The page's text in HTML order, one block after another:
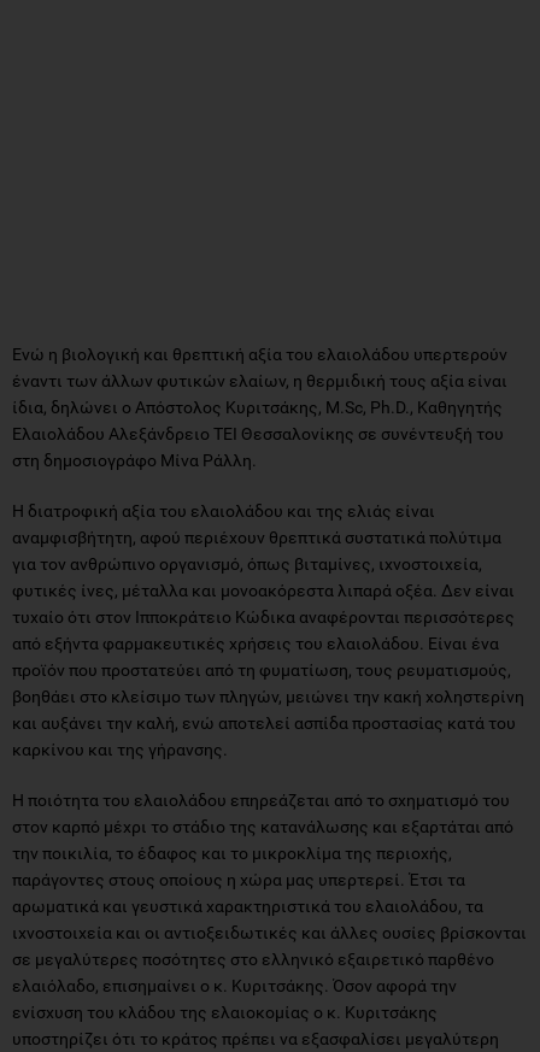
Ενώ η βιολογική και θρεπτική αξία του ελαιολάδου υπερτερούν
έναντι των άλλων φυτικών ελαίων, η θερμιδική τους αξία είναι
ίδια, δηλώνει ο Απόστολος Κυριτσάκης, M.Sc, Ph.D., Καθηγητής
Ελαιολάδου Αλεξάνδρειο ΤΕΙ Θεσσαλονίκης σε συνέντευξή του
στη δημοσιογράφο Μίνα Ράλλη.
Η διατροφική αξία του ελαιολάδου και της ελιάς είναι
αναμφισβήτητη, αφού περιέχουν θρεπτικά συστατικά πολύτιμα
για τον ανθρώπινο οργανισμό, όπως βιταμίνες, ιχνοστοιχεία,
φυτικές ίνες, μέταλλα και μονοακόρεστα λιπαρά οξέα. Δεν είναι
τυχαίο ότι στον Ιπποκράτειο Κώδικα αναφέρονται περισσότερες
από εξήντα φαρμακευτικές χρήσεις του ελαιολάδου. Είναι ένα
προϊόν που προστατεύει από τη φυματίωση, τους ρευματισμούς,
βοηθάει στο κλείσιμο των πληγών, μειώνει την κακή χοληστερίνη
και αυξάνει την καλή, ενώ αποτελεί ασπίδα προστασίας κατά του
καρκίνου και της γήρανσης.
Η ποιότητα του ελαιολάδου επηρεάζεται από το σχηματισμό του
στον καρπό μέχρι το στάδιο της κατανάλωσης και εξαρτάται από
την ποικιλία, το έδαφος και το μικροκλίμα της περιοχής,
παράγοντες στους οποίους η χώρα μας υπερτερεί. Έτσι τα
αρωματικά και γευστικά χαρακτηριστικά του ελαιολάδου, τα
ιχνοστοιχεία και οι αντιοξειδωτικές και άλλες ουσίες βρίσκονται
σε μεγαλύτερες ποσότητες στο ελληνικό εξαιρετικό παρθένο
ελαιόλαδο, επισημαίνει ο κ. Κυριτσάκης. Όσον αφορά την
ενίσχυση του κλάδου της ελαιοκομίας ο κ. Κυριτσάκης
υποστηρίζει ότι το κράτος πρέπει να εξασφαλίσει μεγαλύτερη